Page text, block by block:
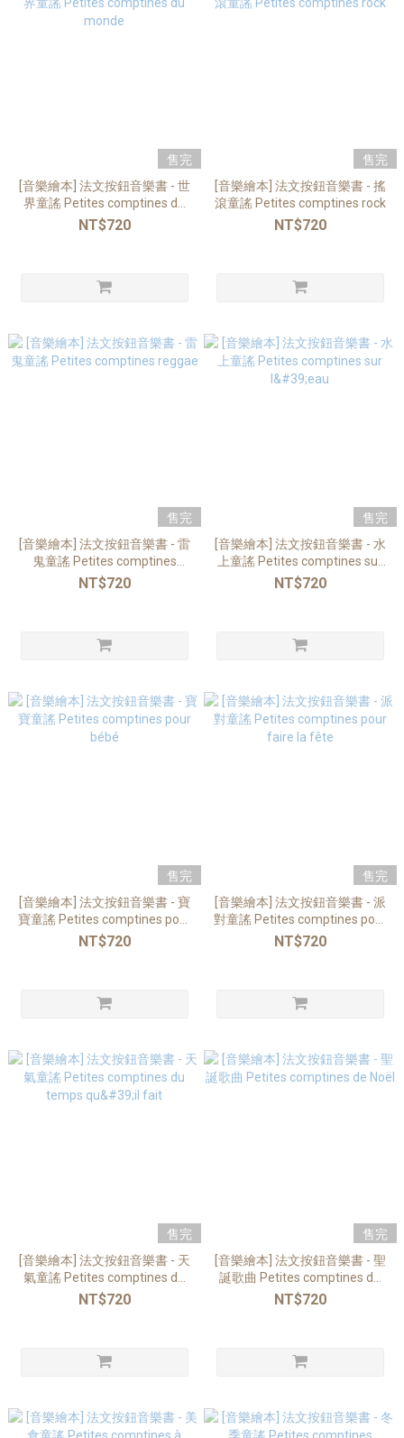
售完
[音樂繪本] 法文按鈕音樂書 - 世
界童謠 Petites comptines du
monde
NT$720
售完
[音樂繪本] 法文按鈕音樂書 - 搖
滾童謠 Petites comptines rock
NT$720
售完
[音樂繪本] 法文按鈕音樂書 - 雷
鬼童謠 Petites comptines
reggae
NT$720
售完
[音樂繪本] 法文按鈕音樂書 - 水
上童謠 Petites comptines sur
l'eau
NT$720
售完
[音樂繪本] 法文按鈕音樂書 - 寶
寶童謠 Petites comptines pour
bébé
NT$720
售完
[音樂繪本] 法文按鈕音樂書 - 派
對童謠 Petites comptines pour
faire la fête
NT$720
售完
[音樂繪本] 法文按鈕音樂書 - 天
氣童謠 Petites comptines du
temps qu'il fait
NT$720
售完
[音樂繪本] 法文按鈕音樂書 - 聖
誕歌曲 Petites comptines de
Noël
NT$720